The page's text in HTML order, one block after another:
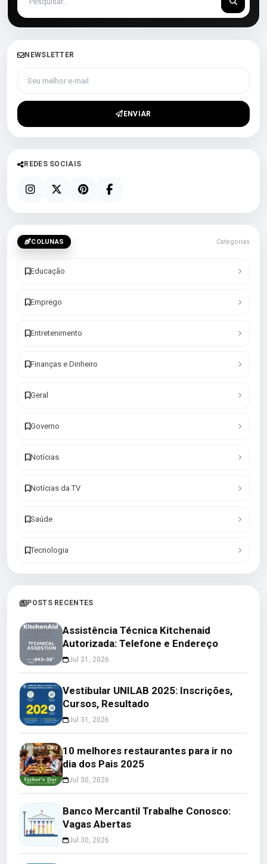
NEWSLETTER
Seu melhor e-mail
ENVIAR
REDES SOCIAIS
COLUNAS Categorias
Educação
Emprego
Entretenimento
Finanças e Dinheiro
Geral
Governo
Notícias
Notícias da TV
Saúde
Tecnologia
POSTS RECENTES
Assistência Técnica Kitchenaid
Autorizada: Telefone e Endereço
Jul 31, 2026
Vestibular UNILAB 2025: Inscrições,
Cursos, Resultado
Jul 31, 2026
10 melhores restaurantes para ir no
dia dos Pais 2025
Jul 30, 2026
Banco Mercantil Trabalhe Conosco:
Vagas Abertas
Jul 30, 2026